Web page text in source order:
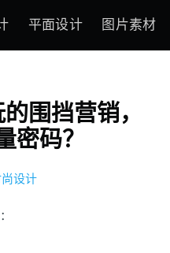
平面设计 图片素材
围挡营销，
密码？
设计